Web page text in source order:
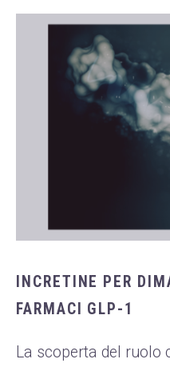
INCRETINE PER
FARMACI GLP-1
La scoperta del ruolo